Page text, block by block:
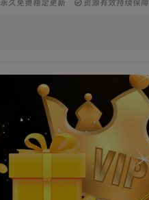
永久免费稳定更新 资源有效持续保障